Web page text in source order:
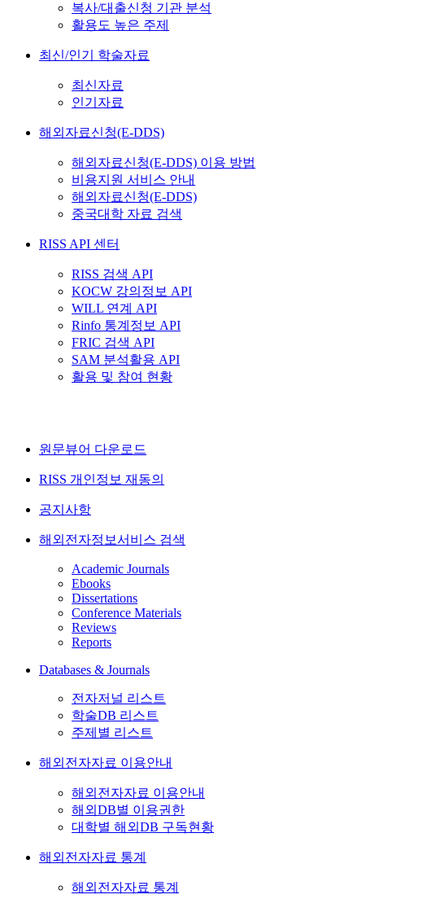
복사/대출신청 기관 분석
활용도 높은 주제
최신/인기 학술자료
최신자료
인기자료
해외자료신청(E-DDS)
해외자료신청(E-DDS) 이용 방법
비용지원 서비스 안내
해외자료신청(E-DDS)
중국대학 자료 검색
RISS API 센터
RISS 검색 API
KOCW 강의정보 API
WILL 연계 API
Rinfo 통계정보 API
FRIC 검색 API
SAM 분석활용 API
활용 및 참여 현황
원문뷰어 다운로드
RISS 개인정보 재동의
공지사항
해외전자정보서비스 검색
Academic Journals
Ebooks
Dissertations
Conference Materials
Reviews
Reports
Databases & Journals
전자저널 리스트
학술DB 리스트
주제별 리스트
해외전자자료 이용안내
해외전자자료 이용안내
해외DB별 이용권한
대학별 해외DB 구독현황
해외전자자료 통계
해외전자자료 통계